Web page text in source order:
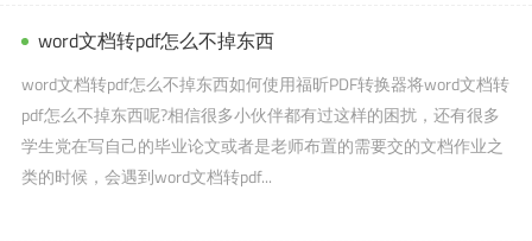
word文档转pdf怎么不掉东西
word文档转pdf怎么不掉东西如何使用福昕PDF转换器将word文档转
pdf怎么不掉东西呢?相信很多小伙伴都有过这样的困扰，还有很多
学生党在写自己的毕业论文或者是老师布置的需要交的文档作业之
类的时候，会遇到word文档转pdf...